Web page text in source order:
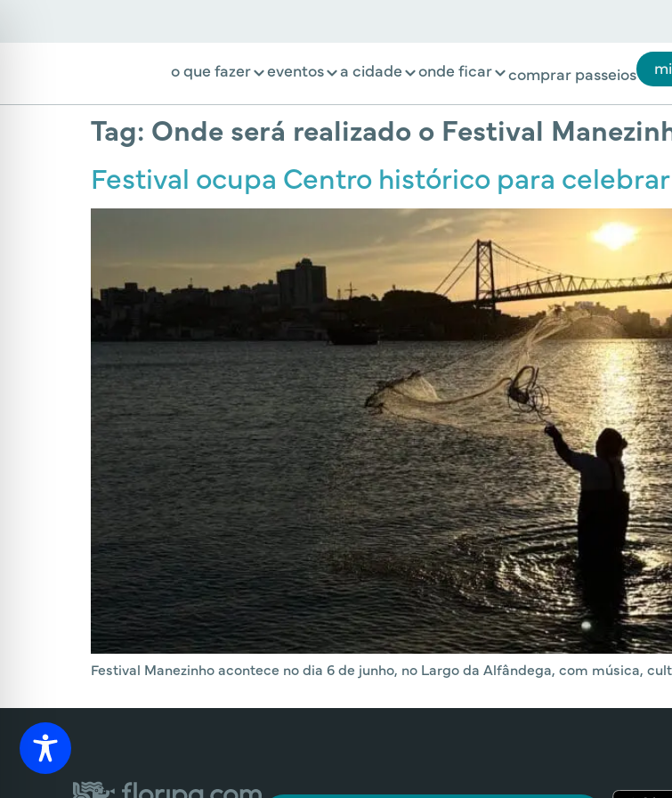
o que fazer eventos a cidade onde ficar comprar passeios
Tag: Onde será realizado o Festival
Festival ocupa Centro histórico para
Festival Manezinho acontece no dia 6 de junho, no Largo da Alfândega, com música,